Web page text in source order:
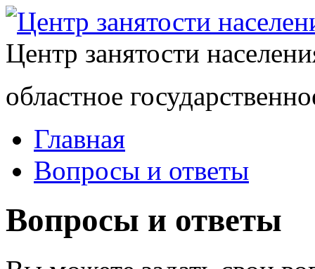
Центр занятости
областное
Главная
Вопросы и ответы
Вопросы и ответы